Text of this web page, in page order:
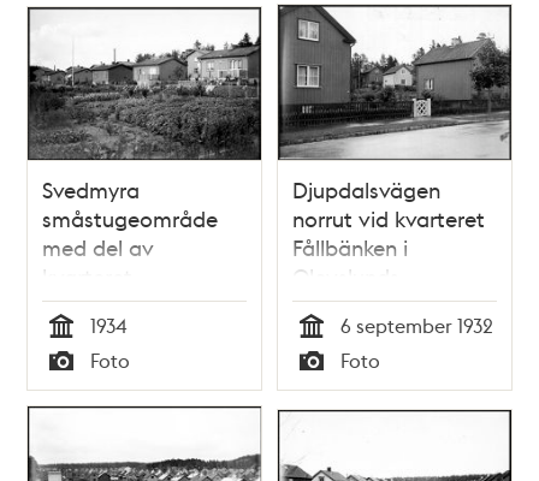
Svedmyra
småstugeområde
med del av
kvarteret
Dombrevet
Tid
1934
Typ
Foto
Djupdalsvägen
norrut vid kvarteret
Fållbänken i
Olovslunds
småstugeområde
Tid
6 september 1932
Typ
Foto